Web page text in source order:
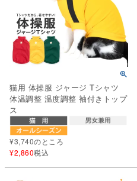
猫用 体操服 ジャージ Tシャツ
体温調整 温度調整 袖付きトップ
ス
¥3,740のところ
¥2,860税込